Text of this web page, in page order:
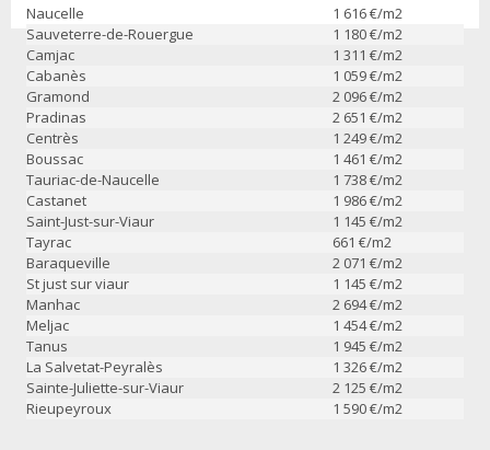
Naucelle 1 616€/m2
Sauveterre-de-Rouergue
1 180€/m2
Camjac
1 311 €/m2
Cabanès
1 059€/m2
Gramond
2 096€/m2
Pradinas
2 651 €/m2
Centrès
1 249€/m2
Boussac
1 461 €/m2
Tauriac-de-Naucelle
1 738€/m2
Castanet
1 986€/m2
Saint-Just-sur-Viaur
1 145 €/m2
Tayrac
661 €/m2
Baraqueville
2 071 €/m2
St just sur viaur
1 145 €/m2
Manhac
2 694€/m2
Meljac
1 454€/m2
Tanus
1 945 €/m2
La Salvetat-Peyralès
1 326€/m2
Sainte-Juliette-sur-Viaur
2 125 €/m2
Rieupeyroux
1 590€/m2